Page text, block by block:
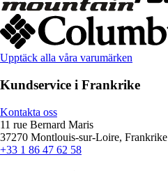
Upptäck alla våra varumärken
Kundservice i Frankrike
Kontakta oss
11 rue Bernard Maris
37270 Montlouis-sur-Loire, Frankrike
+33 1 86 47 62 58